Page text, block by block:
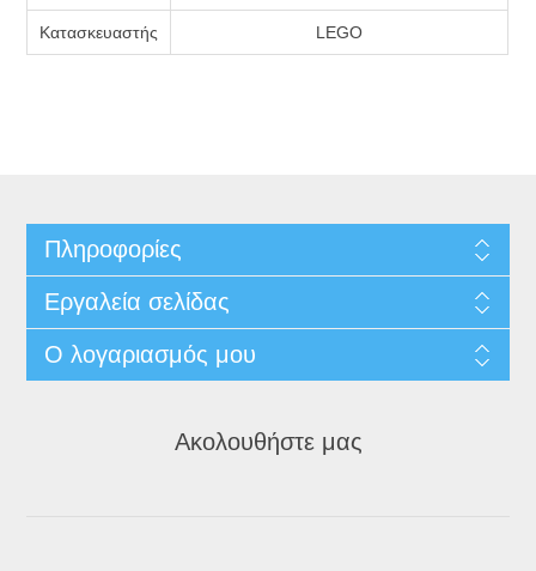
Κατασκευαστής LEGO
Πληροφορίες
Εργαλεία σελίδας
Ο λογαριασμός μου
Ακολουθήστε μας